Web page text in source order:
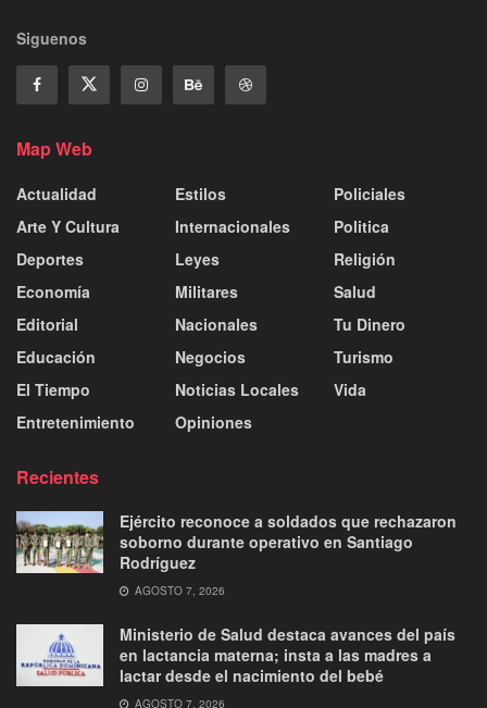
Siguenos
Map Web
Actualidad
Arte Y Cultura
Deportes
Economía
Editorial
Educación
El Tiempo
Entretenimiento
Estilos
Internacionales
Leyes
Militares
Nacionales
Negocios
Noticias Locales
Opiniones
Policiales
Politica
Religión
Salud
Tu Dinero
Turismo
Vida
Recientes
Ejército reconoce a soldados que rechazaron
soborno durante operativo en Santiago
Rodríguez
AGOSTO 7, 2026
Ministerio de Salud destaca avances del país
en lactancia materna; insta a las madres a
lactar desde el nacimiento del bebé
AGOSTO 7, 2026